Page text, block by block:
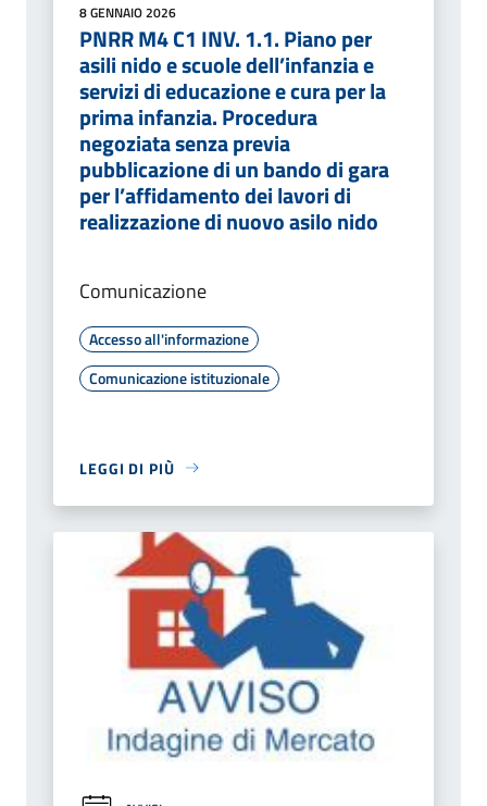
8 GENNAIO 2026
PNRR M4 C1 INV. 1.1. Piano per
asili nido e scuole dell’infanzia e
servizi di educazione e cura per la
prima infanzia. Procedura
negoziata senza previa
pubblicazione di un bando di gara
per l’affidamento dei lavori di
realizzazione di nuovo asilo nido
Comunicazione
Accesso all'informazione
Comunicazione istituzionale
LEGGI DI PIÙ